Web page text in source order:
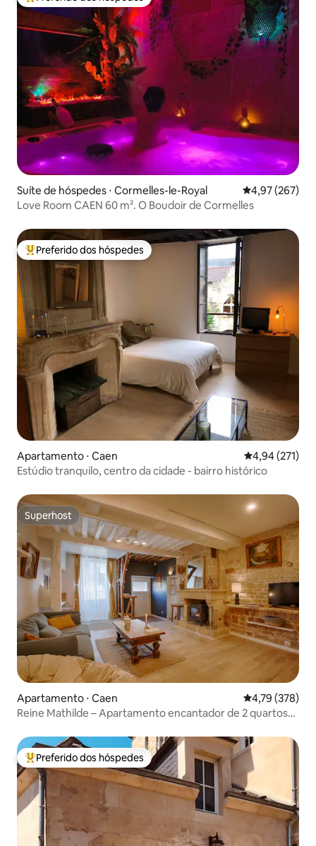
Entre os melhores preferidos dos hóspedes
Suíte de hóspedes ⋅ Cormelles-le-Royal 4,97 de uma
4,97 (267)
Love Room CAEN 60 m². O Boudoir de Cormelles
Entre os melhores preferidos dos hóspedes
Preferido dos hóspedes
Apartamento ⋅ Caen 4,94 de uma
4,94 (271)
Estúdio tranquilo, centro da cidade - bairro histórico
Superhost
Superhost
Apartamento ⋅ Caen 4,79 de uma
4,79 (378)
Reine Mathilde – Apartamento encantador de 2 quartos
Entre os melhores preferidos dos hóspedes
Preferido dos hóspedes